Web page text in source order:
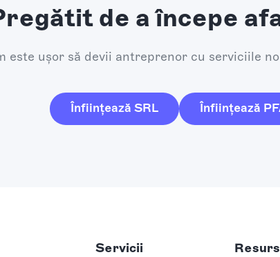
de a începe
este ușor să devii antreprenor cu serviciile
Înființează SRL Înființează
Servicii